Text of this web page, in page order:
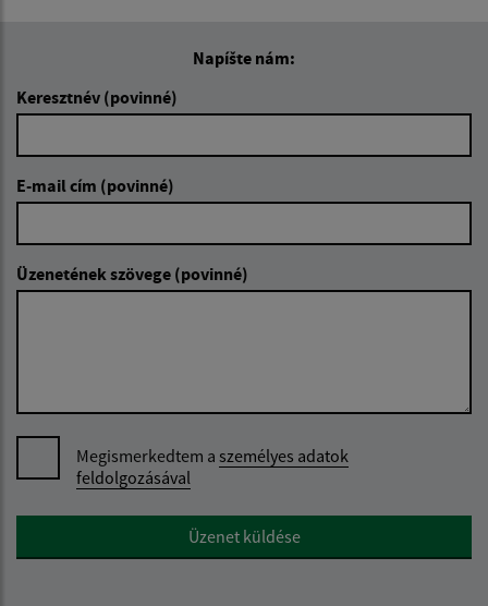
Napíšte nám:
Keresztnév (povinné)
E-mail cím (povinné)
Üzenetének szövege (povinné)
Megismerkedtem a személyes adatok
feldolgozásával
Google reCaptcha ResponseÜzenet küldése